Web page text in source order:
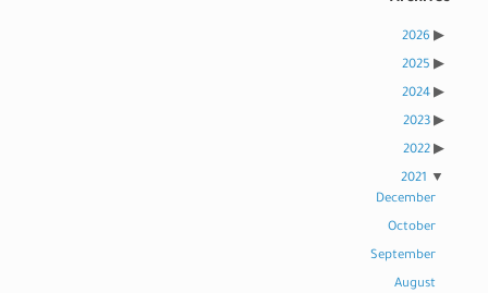
2026
2025
2024
2023
2022
2021
December
October
September
August